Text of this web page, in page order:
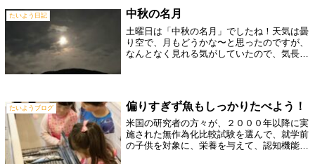
献】患者様の痛みのケアから痛まない体づく
りまで、いつまでも健康で豊かな生活を送っ
ていただけるように努めています。整骨・鍼
灸・整体・カイロプラクティック・パーソナ
ルトレーニング・パーソナルストレッチ・ダ
イエット・健康教室・健康指導
たいよう日記 中秋の名月
土曜日は「中秋の名月」でしたね！天気は曇
り空で、月もどうかな〜と思ったのですが、
なんとなく見れる気がしていたので、気長に
か...
たいようブログ 偏りすぎず魚もしっかりたべよう！
米国の研究者の方々が、２０００年以降に実
施された無作為化比較試験を選んで、就学前
の子供を対象に、栄養を与えて、認知機能が